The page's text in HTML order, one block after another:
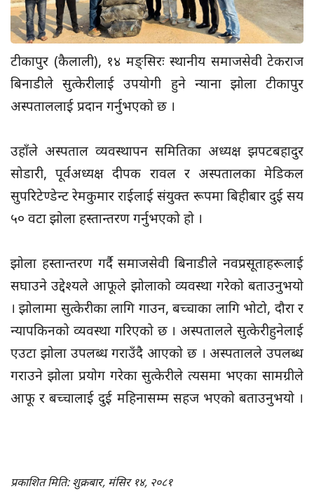
टीकापुर (कैलाली), १४ मङ्सिरः स्थानीय समाजसेवी टेकराज
बिनाडीले सुत्केरीलाई उपयोगी हुने न्याना झोला टीकापुर
अस्पताललाई प्रदान गर्नुभएको छ ।
उहाँले अस्पताल व्यवस्थापन समितिका अध्यक्ष झपटबहादुर
सोडारी, पूर्वअध्यक्ष दीपक रावल र अस्पतालका मेडिकल
सुपरिटेण्डेन्ट रेमकुमार राईलाई संयुक्त रूपमा बिहीबार दुई सय
५० वटा झोला हस्तान्तरण गर्नुभएको हो ।
झोला हस्तान्तरण गर्दै समाजसेवी बिनाडीले नवप्रसूताहरूलाई
सघाउने उद्देश्यले आफूले झोलाको व्यवस्था गरेको बताउनुभयो
। झोलामा सुत्केरीका लागि गाउन, बच्चाका लागि भोटो, दौरा र
न्यापकिनको व्यवस्था गरिएको छ । अस्पतालले सुत्केरीहुनेलाई
एउटा झोला उपलब्ध गराउँदै आएको छ । अस्पतालले उपलब्ध
गराउने झोला प्रयोग गरेका सुत्केरीले त्यसमा भएका सामग्रीले
आफू र बच्चालाई दुई महिनासम्म सहज भएको बताउनुभयो ।
प्रकाशित मिति: शुक्रबार, मंसिर १४, २०८१